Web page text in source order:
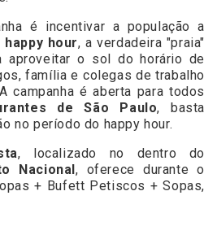
é incentivar a população a
happy hour, a verdadeira "praia"
aproveitar o sol do horário de
família e colegas de trabalho
campanha é aberta para todos
de São Paulo, basta
no período do happy hour.
, localizado no dentro do
Nacional , oferece durante o
+ Bufett Petiscos + Sopas,